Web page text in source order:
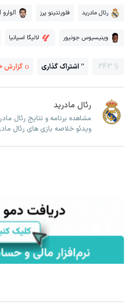
رئال مادرید فلورنتینو پرز آلوارو
وینیسیوس جونیور لالیگا اسپانیا
243 اشتراک گذاری گزارش
رئال مادرید
مشاهده برنامه و نتایج رئال
ویدئو خلاصه بازی های رئال